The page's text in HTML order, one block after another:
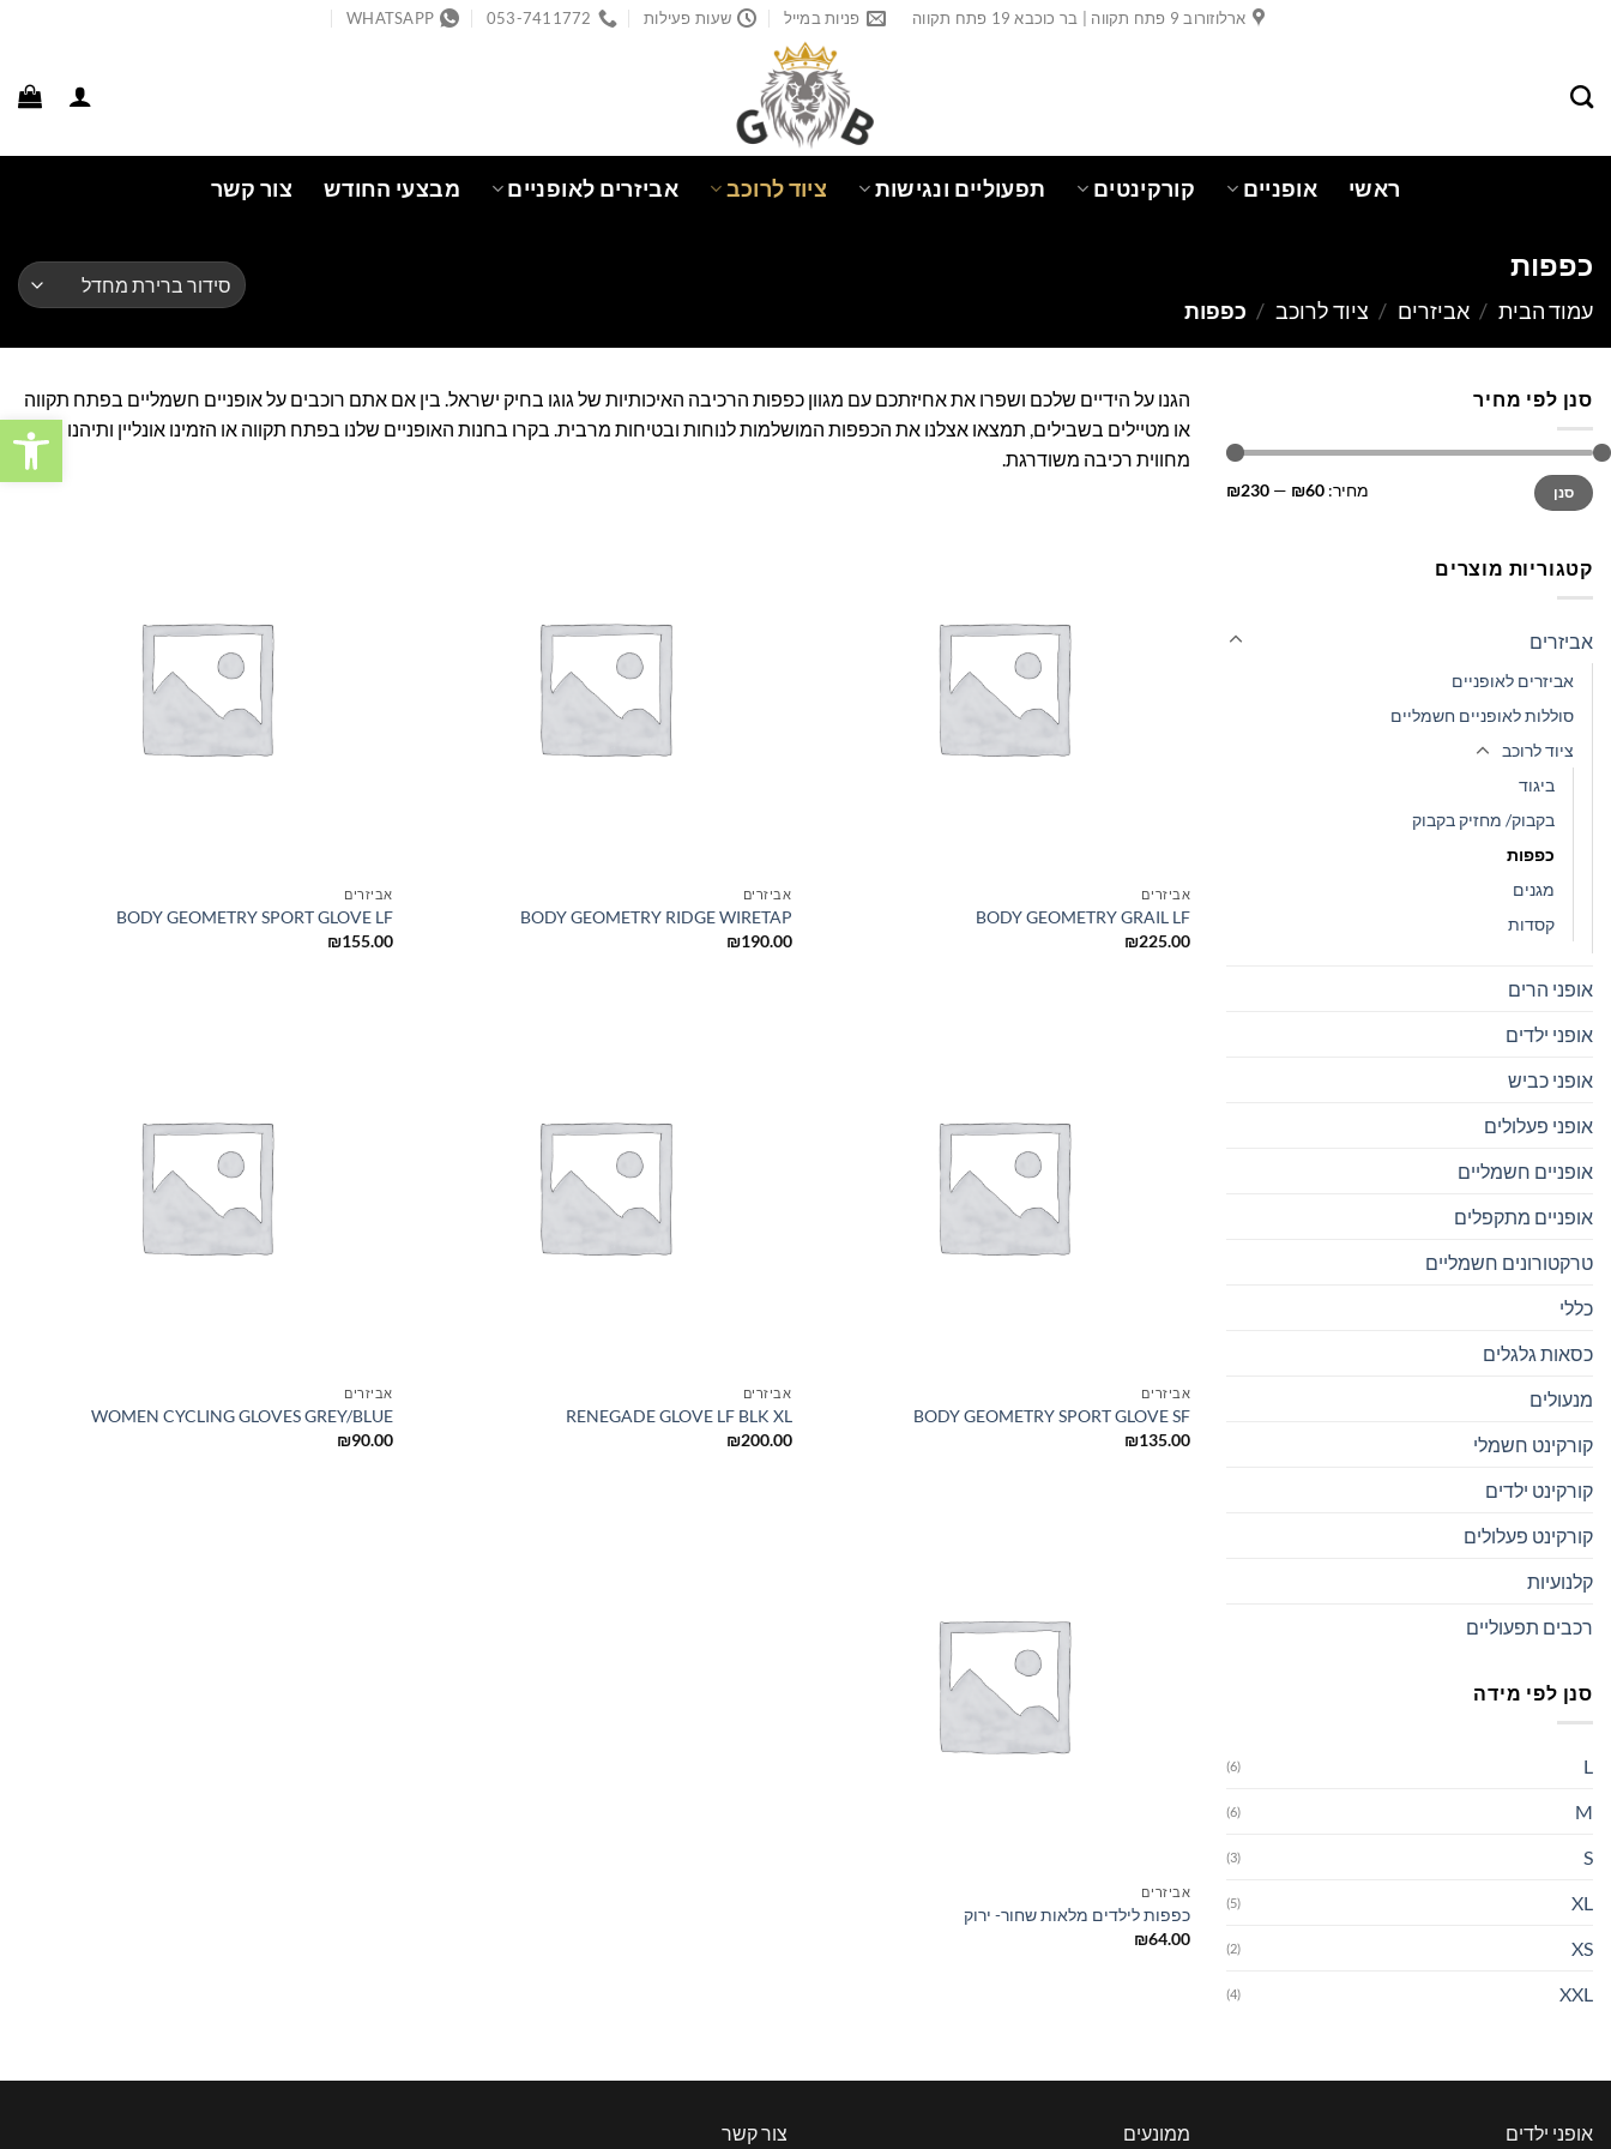
פתח
ארלוזורוב 9 פתח תקווה | בר כוכבא 19 פתח תקווה פניות במייל שעות פעילות 053-7411772
WHATSAPP
ראשי אופניים קורקינטים תפעוליים ונגישות ציוד לרוכב אביזרים לאופניים מבצעי החודש צור קשר
כפפות
עמוד הבית / אביזרים / ציוד לרוכב / כפפות
סנן לפי מחיר
מחיר
מינימלי
מחיר
מקסימלי
סנן מחיר: ₪60
—
₪230
קטגוריות מוצרים
אביזרים
אביזרים לאופניים
סוללות לאופניים חשמליים
ציוד לרוכב
ביגוד
בקבוק/ מחזיק בקבוק
כפפות
מגנים
קסדות
אופני הרים
אופני ילדים
אופני כביש
אופני פעלולים
אופניים חשמליים
אופניים מתקפלים
טרקטורונים חשמליים
כללי
כסאות גלגלים
מנעולים
קורקינט חשמלי
קורקינט ילדים
קורקינט פעלולים
קלנועיות
רכבים תפעוליים
סנן לפי מידה
L
(6)
M
(6)
S
(3)
XL
(5)
XS
(2)
XXL
(4)
הגנו על הידיים שלכם ושפרו את אחיזתכם עם מגוון כפפות הרכיבה האיכותיות של גוגו בחיק ישראל. בין אם אתם רוכבים על אופניים חשמליים בפתח תקווה
או מטיילים בשבילים, תמצאו אצלנו את הכפפות המושלמות לנוחות ובטיחות מרבית. בקרו בחנות האופניים שלנו בפתח תקווה או הזמינו אונליין ותיהנו
מחווית רכיבה משודרגת.
אביזרים
BODY GEOMETRY GRAIL LF
₪225.00
אביזרים
BODY GEOMETRY RIDGE WIRETAP
₪190.00
אביזרים
BODY GEOMETRY SPORT GLOVE LF
₪155.00
אביזרים
BODY GEOMETRY SPORT GLOVE SF
₪135.00
אביזרים
RENEGADE GLOVE LF BLK XL
₪200.00
אביזרים
WOMEN CYCLING GLOVES GREY/BLUE
₪90.00
אביזרים
כפפות לילדים מלאות שחור- ירוק
₪64.00
אופני ילדים ממונעים צור קשר